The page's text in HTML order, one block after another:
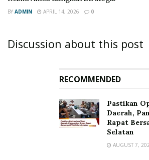
BY ADMIN APRIL 14, 2026 0
Discussion about this post
RECOMMENDED
Pastikan
Daerah,
Rapat
Selatan
AUGUST 7,